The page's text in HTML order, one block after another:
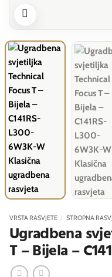
VRSTA RASVJETE / STROPNA
Ugradbena
T – Bijela –